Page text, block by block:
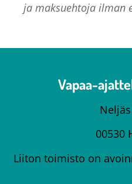
ja maksuehtoja ilman
Vapaa-
00530
Liiton toimisto on